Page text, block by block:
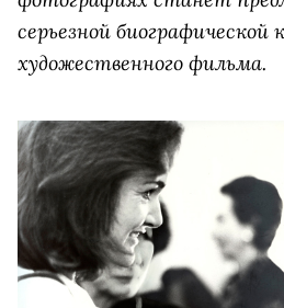
серьезной биографической
художественного фильма.